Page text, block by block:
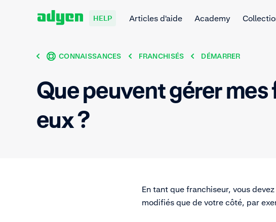
HELP Articles d'aide Academy
CONNAISSANCES FRANCHISÉS DÉMARRER
Que peuvent gérer
eux ?
En tant que franchiseur, vous
modifiés que de votre côté, par